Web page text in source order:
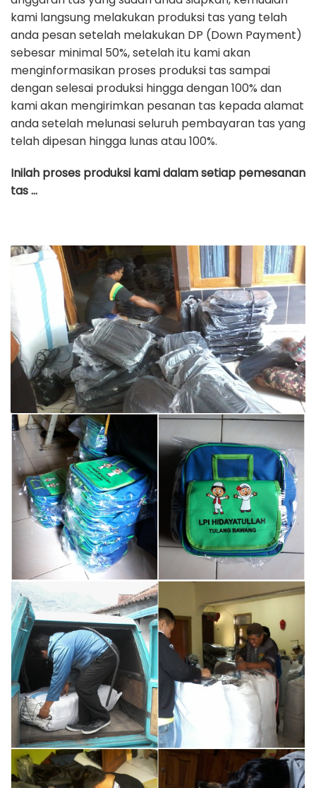
kami langsung melakukan produksi tas yang telah
anda pesan setelah melakukan DP (Down Payment)
sebesar minimal 50%, setelah itu kami akan
menginformasikan proses produksi tas sampai
dengan selesai produksi hingga dengan 100% dan
kami akan mengirimkan pesanan tas kepada alamat
anda setelah melunasi seluruh pembayaran tas yang
telah dipesan hingga lunas atau 100%.
Inilah proses produksi kami dalam setiap pemesanan
tas …